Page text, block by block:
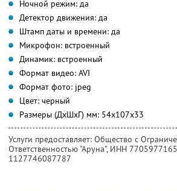
Ночной режим: да
Детектор движения: да
Штамп даты и времени: да
Микрофон: встроенный
Динамик: встроенный
Формат видео: AVI
Формат фото: jpeg
Цвет: черный
Размеры (ДхШхГ) мм: 54x107x33
Услуги предоставляет: Общество с
Ответственностью "Аруна", ИНН 7705977165
1127746087787